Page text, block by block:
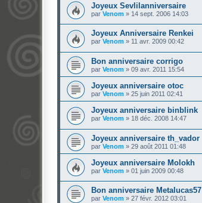
Joyeux Sevlilanniversaire
par Venom » 14 sept. 2006 14:03
Joyeux Anniversaire Renkei
par Venom » 11 avr. 2009 00:42
Bon anniversaire corrigo
par Venom » 09 avr. 2011 15:54
Joyeux anniversaire otoc
par Venom » 25 juin 2011 02:41
Joyeux anniversaire binblink
par Venom » 18 déc. 2008 14:47
Joyeux anniversaire th_vador
par Venom » 29 août 2011 01:48
Joyeux anniversaire Molokh
par Venom » 01 juin 2009 00:48
Bon anniversaire Metalucas57
par Venom » 27 févr. 2012 03:01